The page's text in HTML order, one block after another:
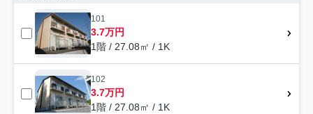
101
3.7万円
1階 / 27.08㎡ / 1K
102
3.7万円
1階 / 27.08㎡ / 1K